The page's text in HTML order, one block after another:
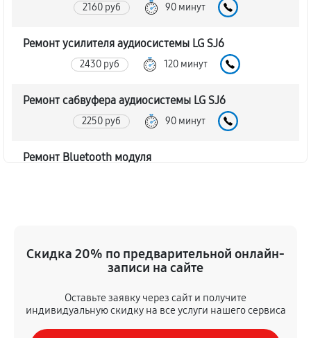
2160 руб 90 минут
Ремонт усилителя аудиосистемы LG SJ6
2430 руб 120 минут
Ремонт сабвуфера аудиосистемы LG SJ6
2250 руб 90 минут
Ремонт Bluetooth модуля
Замена шлейфа аудиосистемы LG SJ6
50 минут
Замена разъема питания
Скидка 20% по предварительной онлайн-
записи на сайте
Оставьте заявку через сайт и получите
индивидуальную скидку на все услуги нашего сервиса